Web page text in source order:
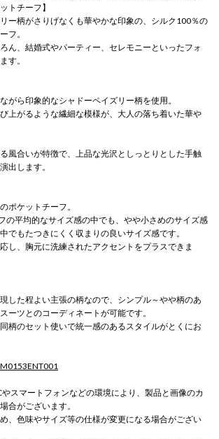
トチーフ】
ー柄がさりげなくも華やかな印象の、シルク100％の
フ。
ん、結婚式やパーティー、セレモニーといったフォ
す。
がら印象的なシャドーペイズリー柄を使用。
上がるような繊細な模様が、大人の落ち着いた華や
風合いが特徴で、上品な光沢としっとりとした手触
出します。
ポケットチーフ。
の平均的なサイズ感の中でも、やや小さめのサイズ感
でもたつきにくく収まりの良いサイズ感です。
し、胸元に洗練されたアクセントをプラスできま
した程よい主張の柄なので、シンプル～やや柄のあ
ーツとのコーディネートが可能です。
柄のセット使いで統一感のあるスタイルがとくにお
M0153ENT001
スマートフォンなどの環境により、製品と画像のカ
合がございます。
、色味やサイズ等の仕様が変更になる場合がござい